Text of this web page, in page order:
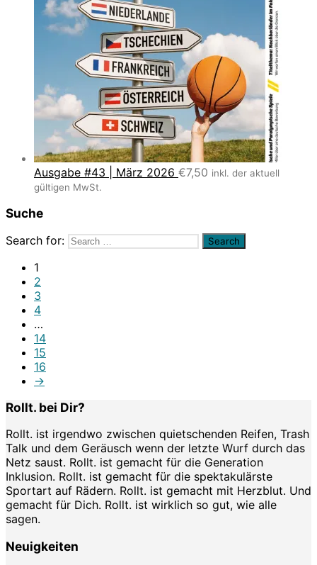
Ausgabe #43 | März 2026 €7,50 inkl. der aktuell
gültigen MwSt.
Suche
Search for:
1
2
3
4
…
14
15
16
→
Rollt. bei Dir?
Rollt. ist irgendwo zwischen quietschenden Reifen, Trash
Talk und dem Geräusch wenn der letzte Wurf durch das
Netz saust. Rollt. ist gemacht für die Generation
Inklusion. Rollt. ist gemacht für die spektakulärste
Sportart auf Rädern. Rollt. ist gemacht mit Herzblut. Und
gemacht für Dich. Rollt. ist wirklich so gut, wie alle
sagen.
Neuigkeiten